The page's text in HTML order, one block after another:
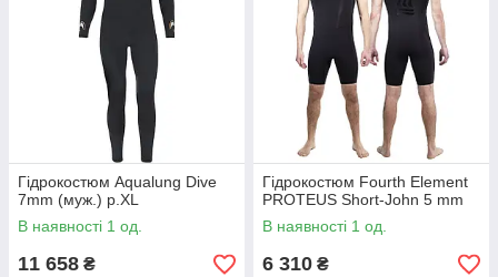
Гідрокостюм Aqualung Dive
7mm (муж.) р.XL
В наявності 1 од.
11 658 ₴
Гідрокостюм Fourth Element
PROTEUS Short-John 5 mm
В наявності 1 од.
6 310 ₴